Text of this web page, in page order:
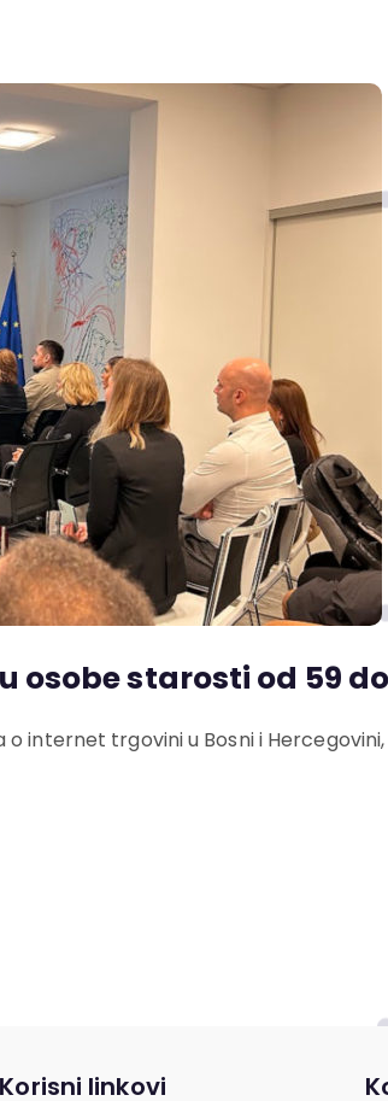
osobe starosti od 59
o internet trgovini u Bosni i
Korisni linkovi